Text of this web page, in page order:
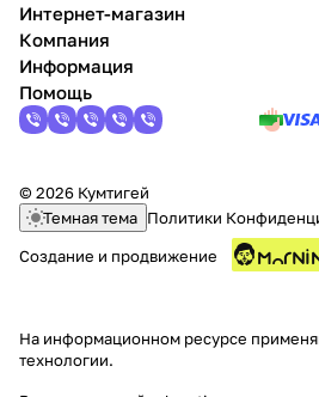
Интернет-магазин
Компания
Информация
Помощь
© 2026 Кумтигей
Темная тема Политики
Создание и продвижение
На информационном ресурсе
технологии.